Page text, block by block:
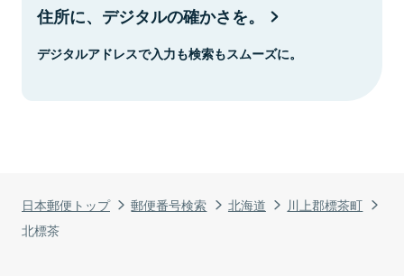
日本郵便トップ 郵便番号検索 北海道
川上郡標茶町
北標茶
住所に、デジタルの確かさを。
デジタルアドレスで入力も検索もスムーズに。